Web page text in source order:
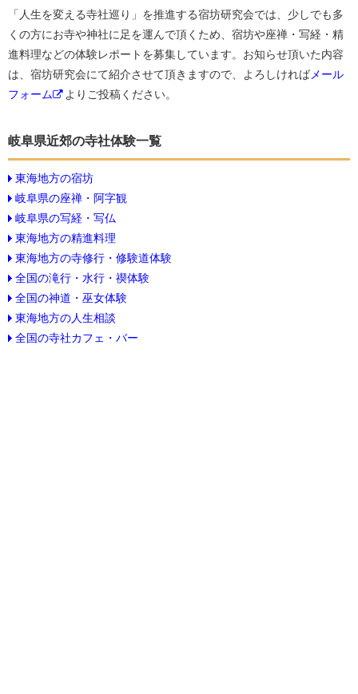
「人生を変える寺社巡り」を推進する宿坊研究会では、少しでも多
くの方にお寺や神社に足を運んで頂くため、宿坊や座禅・写経・精
進料理などの体験レポートを募集しています。お知らせ頂いた内容
は、宿坊研究会にて紹介させて頂きますので、よろしければメール
フォーム
よりご投稿ください。
岐阜県近郊の寺社体験一覧
東海地方の宿坊
岐阜県の座禅・阿字観
岐阜県の写経・写仏
東海地方の精進料理
東海地方の寺修行・修験道体験
全国の滝行・水行・禊体験
全国の神道・巫女体験
東海地方の人生相談
全国の寺社カフェ・バー